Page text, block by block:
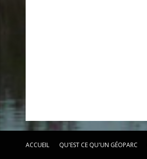
ACCUEIL QU'EST CE QU'UN GÉOPARC